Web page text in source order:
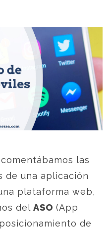
las
de una aplicación
plataforma web,
del ASO (App
de